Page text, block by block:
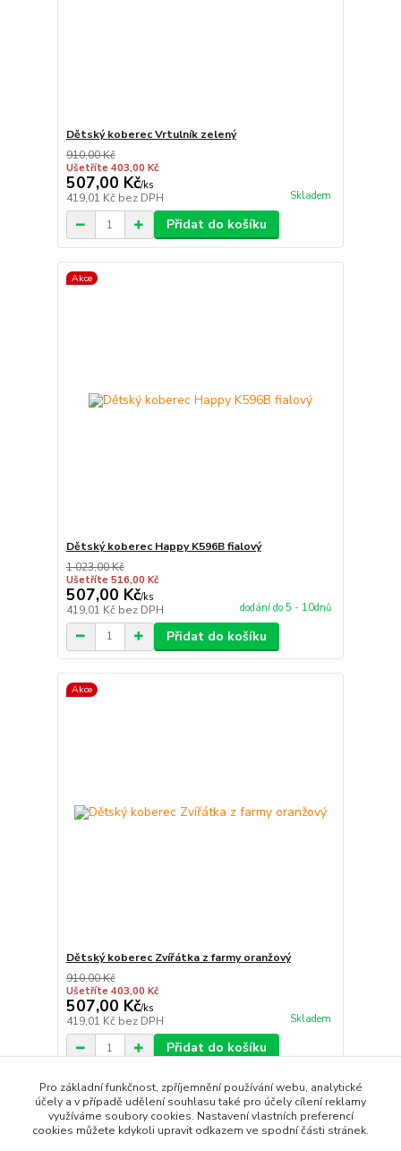
Dětský koberec Vrtulník zelený
910,00 Kč
Ušetříte 403,00 Kč
507,00 Kč/ks
419,01 Kč bez DPH Skladem
Přidat do košíku
Akce
Dětský koberec Happy K596B fialový
1 023,00 Kč
Ušetříte 516,00 Kč
507,00 Kč/ks
419,01 Kč bez DPH dodání do 5 - 10dnů
Přidat do košíku
Akce
Dětský koberec Zvířátka z farmy oranžový
910,00 Kč
Ušetříte 403,00 Kč
507,00 Kč/ks
419,01 Kč bez DPH Skladem
Přidat do košíku
strana z 1
Pro základní funkčnost, zpříjemnění používání webu, analytické
účely a v případě udělení souhlasu také pro účely cílení reklamy
využíváme soubory cookies. Nastavení vlastních preferencí
cookies můžete kdykoli upravit odkazem ve spodní části stránek.